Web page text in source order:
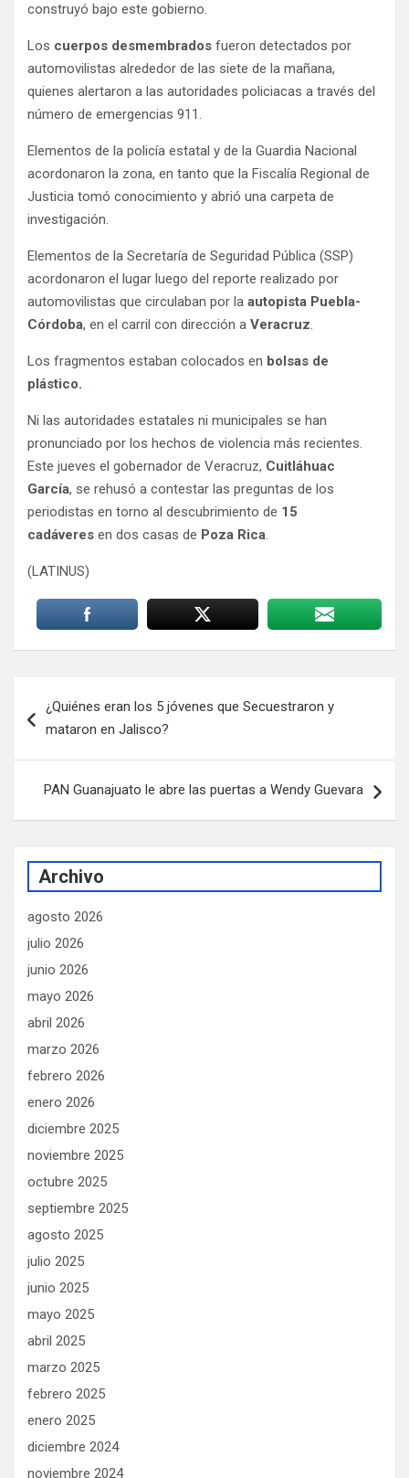
construyó bajo este gobierno.
Los cuerpos desmembrados fueron detectados por
automovilistas alrededor de las siete de la mañana,
quienes alertaron a las autoridades policiacas a través del
número de emergencias 911.
Elementos de la policía estatal y de la Guardia Nacional
acordonaron la zona, en tanto que la Fiscalía Regional de
Justicia tomó conocimiento y abrió una carpeta de
investigación.
Elementos de la Secretaría de Seguridad Pública (SSP)
acordonaron el lugar luego del reporte realizado por
automovilistas que circulaban por la autopista Puebla-
Córdoba, en el carril con dirección a Veracruz.
Los fragmentos estaban colocados en bolsas de
plástico.
Ni las autoridades estatales ni municipales se han
pronunciado por los hechos de violencia más recientes.
Este jueves el gobernador de Veracruz, Cuitláhuac
García, se rehusó a contestar las preguntas de los
periodistas en torno al descubrimiento de 15
cadáveres en dos casas de Poza Rica.
(LATINUS)
de
¿Quiénes eran los 5 jóvenes que Secuestraron y
mataron en Jalisco?
PAN Guanajuato le abre las puertas a Wendy Guevara
Archivo
agosto 2026
julio 2026
junio 2026
mayo 2026
abril 2026
marzo 2026
febrero 2026
enero 2026
diciembre 2025
noviembre 2025
octubre 2025
septiembre 2025
agosto 2025
julio 2025
junio 2025
mayo 2025
abril 2025
marzo 2025
febrero 2025
enero 2025
diciembre 2024
noviembre 2024